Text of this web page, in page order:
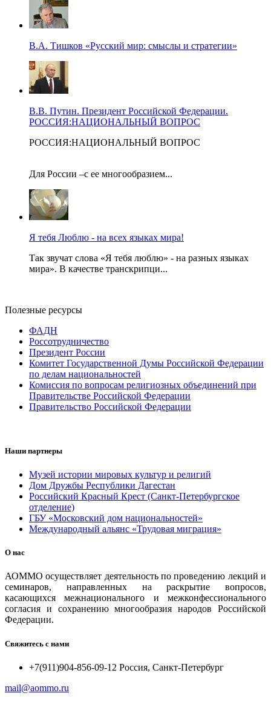
В.А. Тишков «Русский мир: смыслы и стратегии»
В.В. Путин. Президент Российской Федерации.
РОССИЯ:НАЦИОНАЛЬНЫЙ ВОПРОС
РОССИЯ:НАЦИОНАЛЬНЫЙ ВОПРОС
Для России –с ее многообразием...
Я тебя Люблю - на всех языках мира!
Так звучат слова «Я тебя люблю» - на разных языках
мира». В качестве транскрипци...
Полезные ресурсы
ФАДН
Россотрудничество
Президент России
Комитет Государственной Думы Российской Федерации
по делам национальностей
Комиссия по вопросам религиозных объединений при
Правительстве Российской Федерации
Правительство Российской Федерации
Наши партнеры
Музей истории мировых культур и религий
Дом Дружбы Республики Дагестан
Российский Красный Крест (Санкт-Петербургское
отделение)
ГБУ «Московский дом национальностей»
Международный альянс «Трудовая миграция»
О нас
АОММО осуществляет деятельность по проведению лекций и
семинаров, направленных на раскрытие вопросов,
касающихся межнационального и межконфессионального
согласия и сохранению многообразия народов Российской
Федерации.
Свяжитесь с нами
+7(911)904-856-09-12 Россия, Санкт-Петербург
mail@aommo.ru